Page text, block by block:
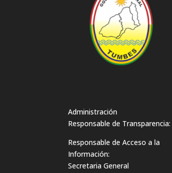
Administración
Responsable de Transparencia:
Responsable de Acceso a la
Información:
Secretaria General